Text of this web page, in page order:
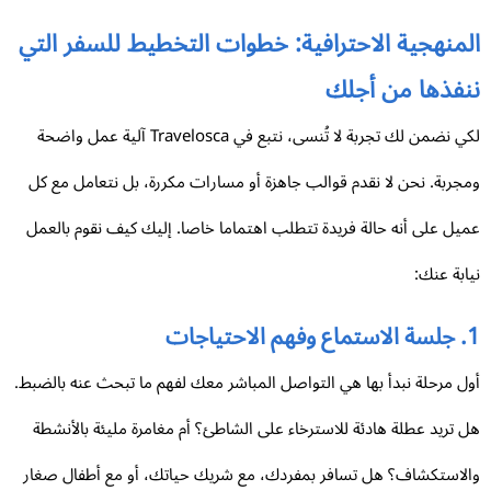
الاحترافية: خطوات التخطيط للسفر التي
من أجلك
لكي نضمن لك تجربة لا تُنسى، نتبع في Travelosca آلية عمل واضحة
نحن لا نقدم قوالب جاهزة أو مسارات مكررة، بل نتعامل مع كل
على أنه حالة فريدة تتطلب اهتماما خاصا. إليك كيف نقوم بالعمل
عنك:
مرحلة نبدأ بها هي التواصل المباشر معك لفهم ما تبحث عنه بالضبط.
تريد عطلة هادئة للاسترخاء على الشاطئ؟ أم مغامرة مليئة بالأنشطة
هل تسافر بمفردك، مع شريك حياتك، أو مع أطفال صغار